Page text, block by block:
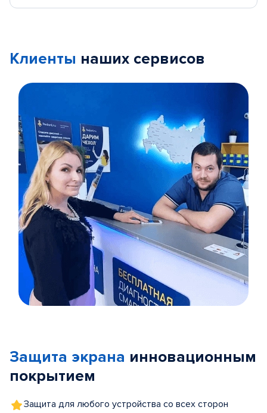
Клиенты наших сервисов
5
Защита экрана инновационным
покрытием
Защита для любого устройства со всех сторон